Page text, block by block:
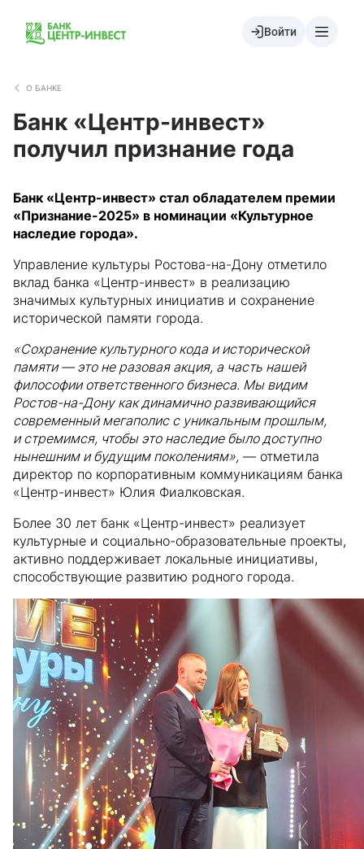
Войти
О БАНКЕ
Банк «Центр-инвест»
получил признание года
Банк «Центр-инвест» стал обладателем премии
«Признание-2025» в номинации «Культурное
наследие города».
Управление культуры Ростова-на-Дону отметило
вклад банка «Центр-инвест» в реализацию
значимых культурных инициатив и сохранение
исторической памяти города.
«Сохранение культурного кода и исторической
памяти — это не разовая акция, а часть нашей
философии ответственного бизнеса. Мы видим
Ростов-на-Дону как динамично развивающийся
современный мегаполис с уникальным прошлым,
и стремимся, чтобы это наследие было доступно
нынешним и будущим поколениям», — отметила
директор по корпоративным коммуникациям банка
«Центр-инвест» Юлия Фиалковская.
Более 30 лет банк «Центр-инвест» реализует
культурные и социально-образовательные проекты,
активно поддерживает локальные инициативы,
способствующие развитию родного города.